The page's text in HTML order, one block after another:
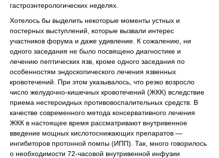
гастроэнтерологических неделях.
Хотелось бы выделить некоторые моменты устных и
постерных выступлений, которые вызвали интерес
участников форума и даже удивление. К сожалению, ни
одного заседания не было посвящено диагностике и
лечению пептических язв, кроме одного заседания по
особенностям эндоскопического лечения язвенных
кровотечений. При этом указывалось, что резко возросло
число желудочно-кишечных кровотечений (ЖКК) вследствие
приема нестероидных противовоспалительных средств. В
качестве современного метода консервативного лечения
ЖКК в настоящее время рассматривают внутривенное
введение мощных кислотоснижающих препаратов —
ингибиторов протонной помпы (ИПП). Так, много говорилось
о необходимости 72-часовой внутривенной инфузии